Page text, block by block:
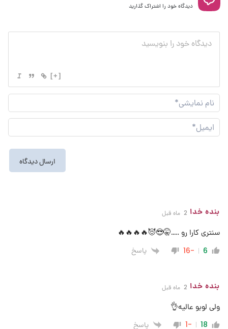
دیدگاه خود را اشتراک گذارید
[+]
نام
بنده خدا 2 ماه قبل
سنتری کارا رو …..🤫😎😈🔥🔥🔥🔥
6
-16 پاسخ
بنده خدا 2 ماه قبل
ولی لوبو عالیه👌
18
-1 پاسخ